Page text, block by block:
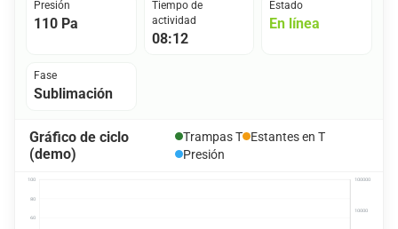
Presión
110 Pa
Tiempo de
actividad
08:12
Estado
En línea
Fase
Sublimación
Gráfico de ciclo
(demo)
Trampas T Estantes en T
Presión
60
80
100
10000
100000